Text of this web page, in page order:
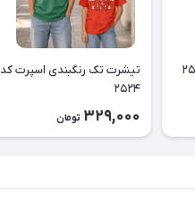
تیشرت تک رنگبندی اسپرت کد
۲۵۲۴
329,000 تومان